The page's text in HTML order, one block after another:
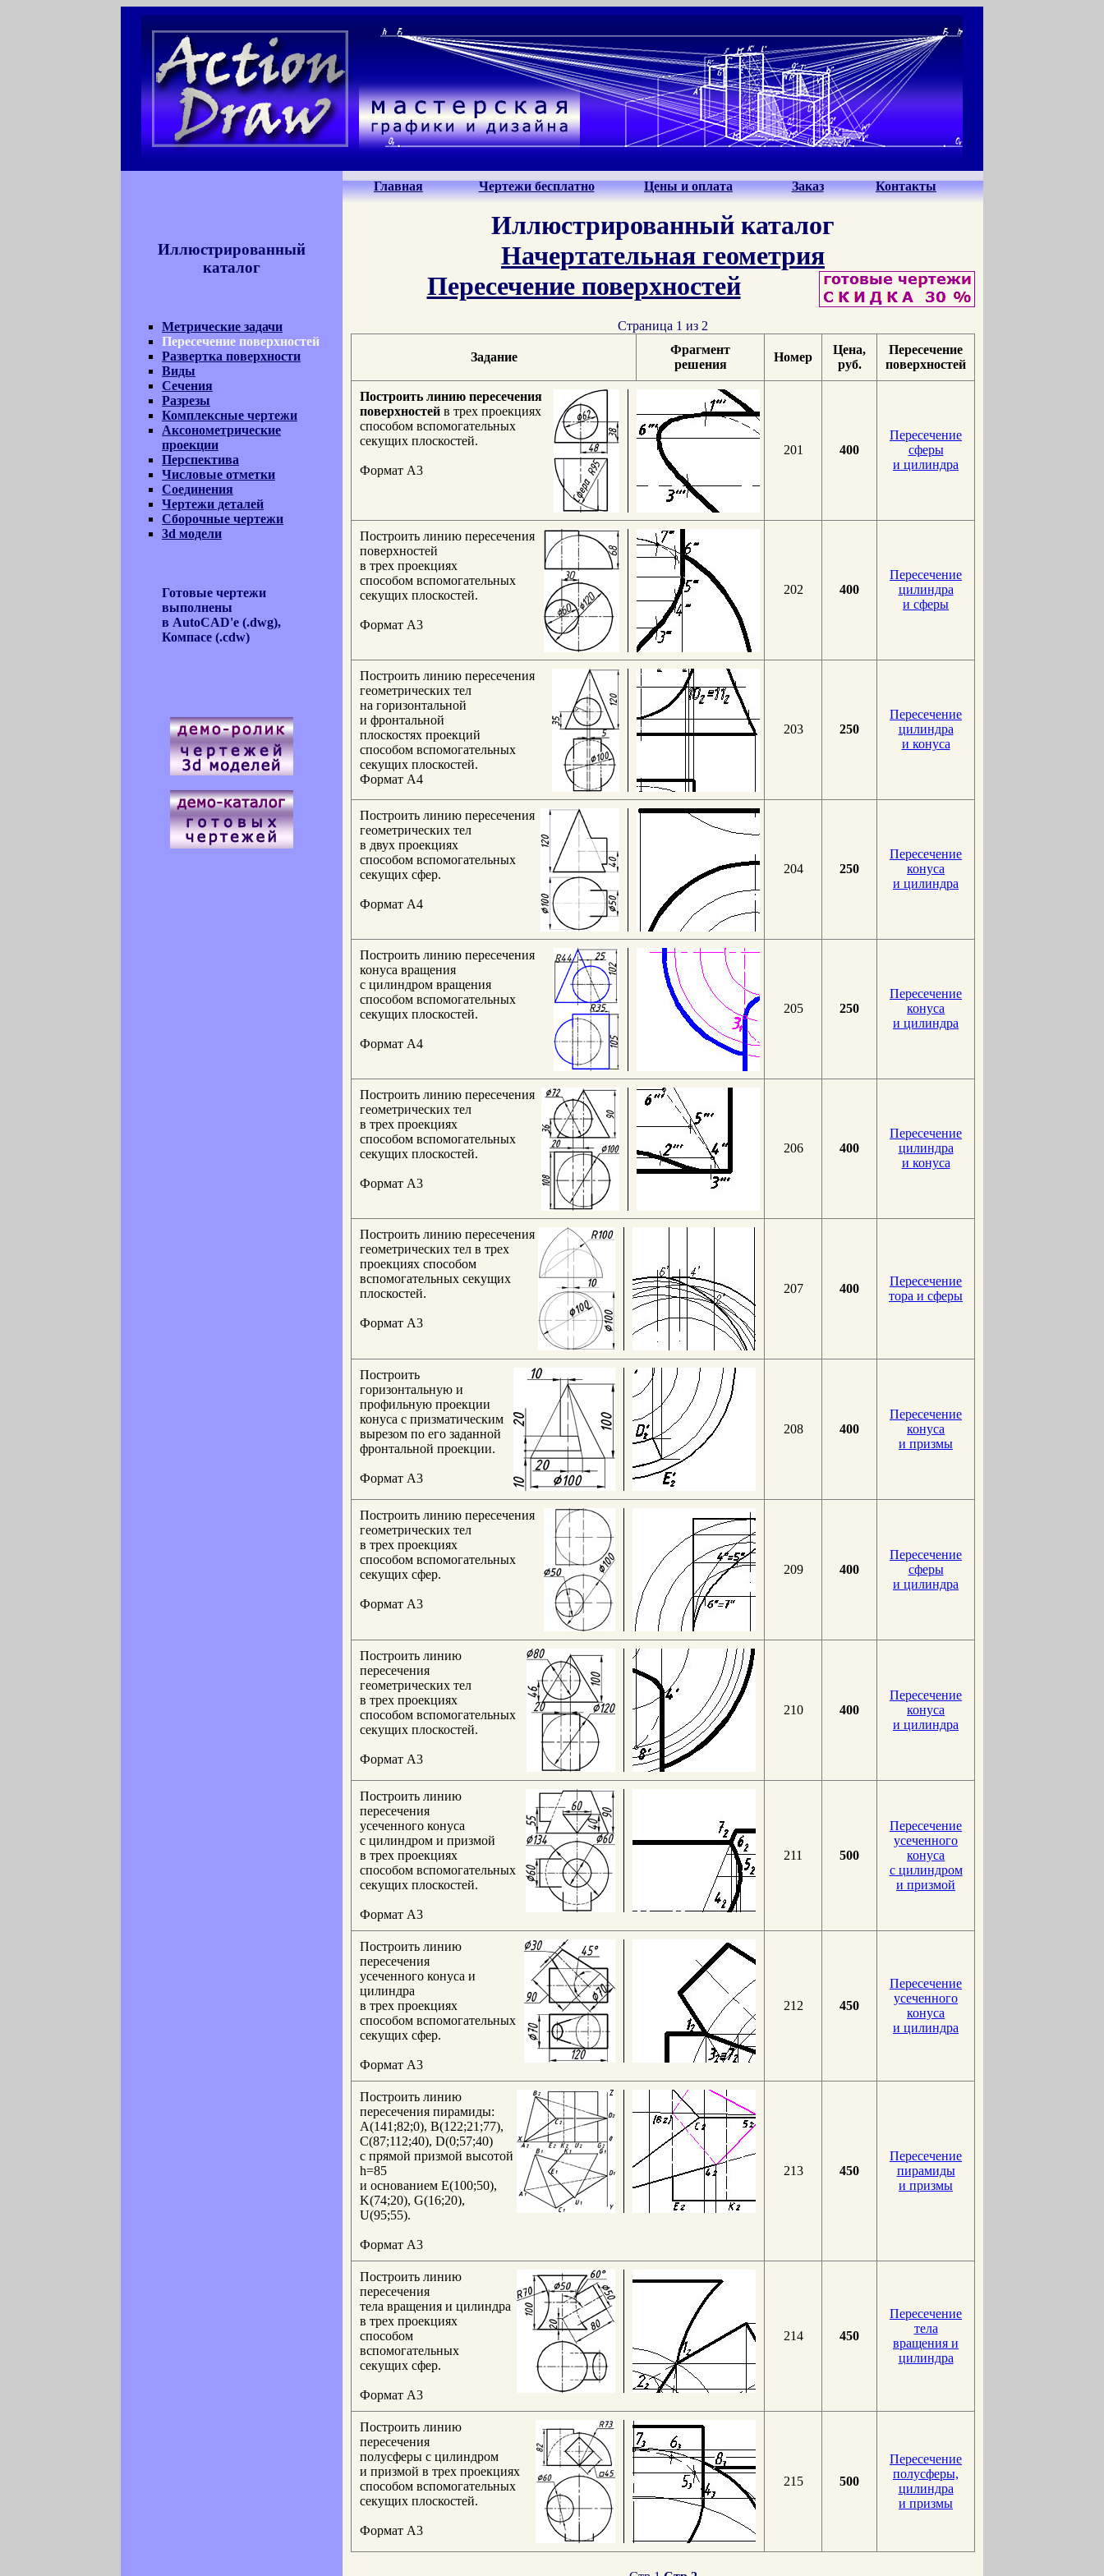
Главная Чертежи бесплатно Цены и оплата Заказ Контакты
Иллюстрированный
каталог
Метрические задачи
Пересечение поверхностей
Развертка поверхности
Виды
Сечения
Разрезы
Комплексные чертежи
Аксонометрические
проекции
Перспектива
Числовые отметки
Соединения
Чертежи деталей
Сборочные чертежи
3d модели
Готовые чертежи
выполнены
в AutoCAD'е (.dwg),
Компасе (.cdw)
Иллюстрированный каталог
Начертательная геометрия
Пересечение поверхностей
Страница 1 из 2
Задание
Фрагмент
решения
Номер
Цена,
руб.
Пересечение
поверхностей
Построить линию пересечения
поверхностей в трех проекциях
способом вспомогательных
секущих плоскостей.
Формат А3
201 400
Пересечение
сферы
и цилиндра
Построить линию пересечения
поверхностей
в трех проекциях
способом вспомогательных
секущих плоскостей.
Формат А3
202 400
Пересечение
цилиндра
и сферы
Построить линию пересечения
геометрических тел
на горизонтальной
и фронтальной
плоскостях проекций
способом вспомогательных
секущих плоскостей.
Формат А4
203 250
Пересечение
цилиндра
и конуса
Построить линию пересечения
геометрических тел
в двух проекциях
способом вспомогательных
секущих сфер.
Формат А4
204 250
Пересечение
конуса
и цилиндра
Построить линию пересечения
конуса вращения
с цилиндром вращения
способом вспомогательных
секущих плоскостей.
Формат А4
205 250
Пересечение
конуса
и цилиндра
Построить линию пересечения
геометрических тел
в трех проекциях
способом вспомогательных
секущих плоскостей.
Формат А3
206 400
Пересечение
цилиндра
и конуса
Построить линию пересечения
геометрических тел в трех
проекциях способом
вспомогательных секущих
плоскостей.
Формат А3
207 400
Пересечение
тора и сферы
Построить
горизонтальную и
профильную проекции
конуса с призматическим
вырезом по его заданной
фронтальной проекции.
Формат А3
208 400
Пересечение
конуса
и призмы
Построить линию пересечения
геометрических тел
в трех проекциях
способом вспомогательных
секущих сфер.
Формат А3
209 400
Пересечение
сферы
и цилиндра
Построить линию
пересечения
геометрических тел
в трех проекциях
способом вспомогательных
секущих плоскостей.
Формат А3
210 400
Пересечение
конуса
и цилиндра
Построить линию
пересечения
усеченного конуса
с цилиндром и призмой
в трех проекциях
способом вспомогательных
секущих плоскостей.
Формат А3
211 500
Пересечение
усеченного
конуса
с цилиндром
и призмой
Построить линию
пересечения
усеченного конуса и
цилиндра
в трех проекциях
способом вспомогательных
секущих сфер.
Формат А3
212 450
Пересечение
усеченного
конуса
и цилиндра
Построить линию
пересечения пирамиды:
A(141;82;0), B(122;21;77),
C(87;112;40), D(0;57;40)
с прямой призмой высотой
h=85
и основанием E(100;50),
K(74;20), G(16;20),
U(95;55).
Формат А3
213 450
Пересечение
пирамиды
и призмы
Построить линию
пересечения
тела вращения и цилиндра
в трех проекциях
способом
вспомогательных
секущих сфер.
Формат А3
214 450
Пересечение
тела
вращения и
цилиндра
Построить линию
пересечения
полусферы с цилиндром
и призмой в трех проекциях
способом вспомогательных
секущих плоскостей.
Формат А3
215 500
Пересечение
полусферы,
цилиндра
и призмы